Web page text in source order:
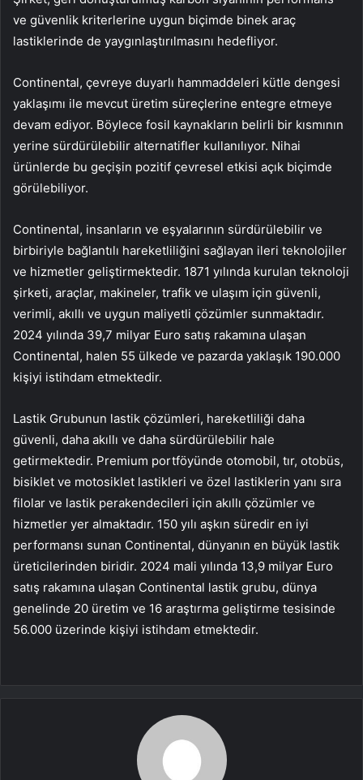
ve güvenlik kriterlerine uygun biçimde binek araç
lastiklerinde de yaygınlaştırılmasını hedefliyor.
Continental, çevreye duyarlı hammaddeleri kütle dengesi
yaklaşımı ile mevcut üretim süreçlerine entegre etmeye
devam ediyor. Böylece fosil kaynakların belirli bir kısmının
yerine sürdürülebilir alternatifler kullanılıyor. Nihai
ürünlerde bu geçişin pozitif çevresel etkisi açık biçimde
görülebiliyor.
Continental, insanların ve eşyalarının sürdürülebilir ve
birbiriyle bağlantılı hareketliliğini sağlayan ileri teknolojiler
ve hizmetler geliştirmektedir. 1871 yılında kurulan teknoloji
şirketi, araçlar, makineler, trafik ve ulaşım için güvenli,
verimli, akıllı ve uygun maliyetli çözümler sunmaktadır.
2024 yılında 39,7 milyar Euro satış rakamına ulaşan
Continental, halen 55 ülkede ve pazarda yaklaşık 190.000
kişiyi istihdam etmektedir.
Lastik Grubunun lastik çözümleri, hareketliliği daha
güvenli, daha akıllı ve daha sürdürülebilir hale
getirmektedir. Premium portföyünde otomobil, tır, otobüs,
bisiklet ve motosiklet lastikleri ve özel lastiklerin yanı sıra
filolar ve lastik perakendecileri için akıllı çözümler ve
hizmetler yer almaktadır. 150 yılı aşkın süredir en iyi
performansı sunan Continental, dünyanın en büyük lastik
üreticilerinden biridir. 2024 mali yılında 13,9 milyar Euro
satış rakamına ulaşan Continental lastik grubu, dünya
genelinde 20 üretim ve 16 araştırma geliştirme tesisinde
56.000 üzerinde kişiyi istihdam etmektedir.